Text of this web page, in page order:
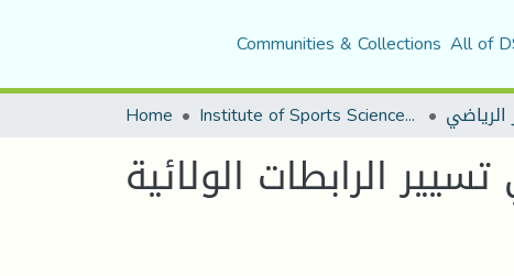
Communities & Collections All of
Home Institute of Sports Sciences and Techniques الرياضي
الرابطات الولائية